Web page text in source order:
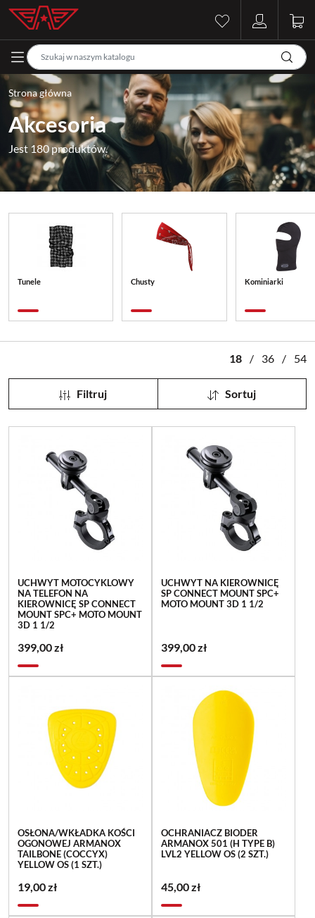
Strona główna
Akcesoria
Jest 180 produktów.
Tunele Chusty Kominiarki
18 / 36 / 54
Filtruj Sortuj
UCHWYT MOTOCYKLOWY
NA TELEFON NA
KIEROWNICĘ SP CONNECT
MOUNT SPC+ MOTO MOUNT
3D 1 1/2
399,00 zł
UCHWYT NA KIEROWNICĘ
SP CONNECT MOUNT SPC+
MOTO MOUNT 3D 1 1/2
399,00 zł
OSŁONA/WKŁADKA KOŚCI
OGONOWEJ ARMANOX
TAILBONE (COCCYX)
YELLOW OS (1 SZT.)
19,00 zł
OCHRANIACZ BIODER
ARMANOX 501 (H TYPE B)
LVL2 YELLOW OS (2 SZT.)
45,00 zł